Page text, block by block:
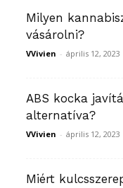
Milyen
vásárolni?
VVivien - április 12, 2023
ABS kocka
alternatíva?
VVivien - április 12, 2023
Miért